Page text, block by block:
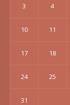
3 4
10 11
17 18
24 25
31